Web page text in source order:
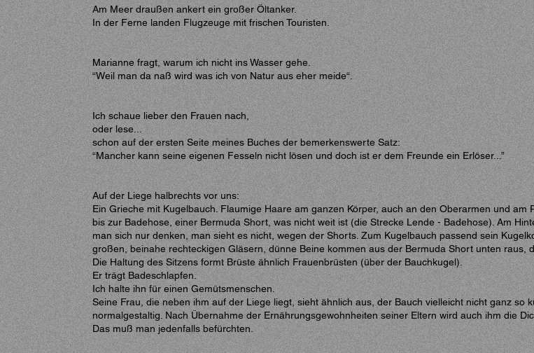
Am Meer draußen ankert ein großer Öltanker.
In der Ferne landen Flugzeuge mit frischen Touristen.
Marianne fragt, warum ich nicht ins Wasser gehe.
“Weil man da naß wird was ich von Natur aus eher meide“.
Ich schaue lieber den Frauen nach,
oder lese...
schon auf der ersten Seite meines Buches der bemerkenswerte Satz:
“Mancher kann seine eigenen Fesseln nicht lösen und doch ist er dem Freunde ein Erlöser...”
Auf der Liege halbrechts vor uns:
Ein Grieche mit Kugelbauch. Flaumige Haare am ganzen Körper, auch an den Oberarmen und
bis zur Badehose, einer Bermuda Short, was nicht weit ist (die Strecke Lende - Badehose). Am
man sich nur denken, man sieht es nicht, wegen der Shorts. Zum Kugelbauch passend sein
großen, beinahe rechteckigen Gläsern, dünne Beine kommen aus der Bermuda Short unten raus,
Die Haltung des Sitzens formt Brüste ähnlich Frauenbrüsten (über der Bauchkugel).
Er trägt Badeschlapfen.
Ich halte ihn für einen Gemütsmenschen.
Seine Frau, die neben ihm auf der Liege liegt, sieht ähnlich aus, der Bauch vielleicht nicht ganz so
normalgestaltig. Nach Übernahme der Ernährungsgewohnheiten seiner Eltern wird auch ihm die
Das muß man jedenfalls befürchten.